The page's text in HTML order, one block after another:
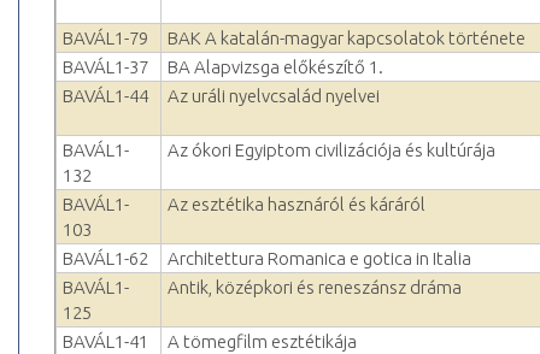
BAVÁL1-79
BAK A katalán-magyar kapcsolatok története
BAVÁL1-37
BA Alapvizsga előkészítő 1.
BAVÁL1-44
Az uráli nyelvcsalád nyelvei
BAVÁL1-
132
Az ókori Egyiptom civilizációja és kultúrája
BAVÁL1-
103
Az esztétika hasznáról és káráról
BAVÁL1-62
Architettura Romanica e gotica in Italia
BAVÁL1-
125
Antik, középkori és reneszánsz dráma
BAVÁL1-41
A tömegfilm esztétikája